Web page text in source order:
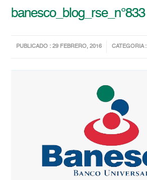
banesco_blog_rse_n°833
PUBLICADO : 29 FEBRERO, 2016 CATEGORIA :